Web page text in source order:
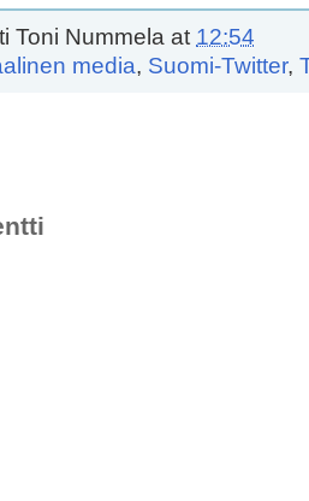
Toni Nummela at 12:54
media, Suomi-Twitter,